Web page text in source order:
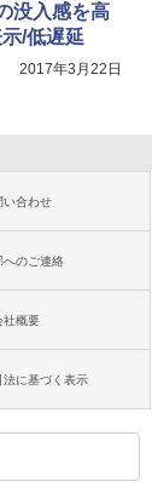
没入感を高
/低遅延
2017年3月22日
い合わせ
へのご連絡
社概要
法に基づく表示